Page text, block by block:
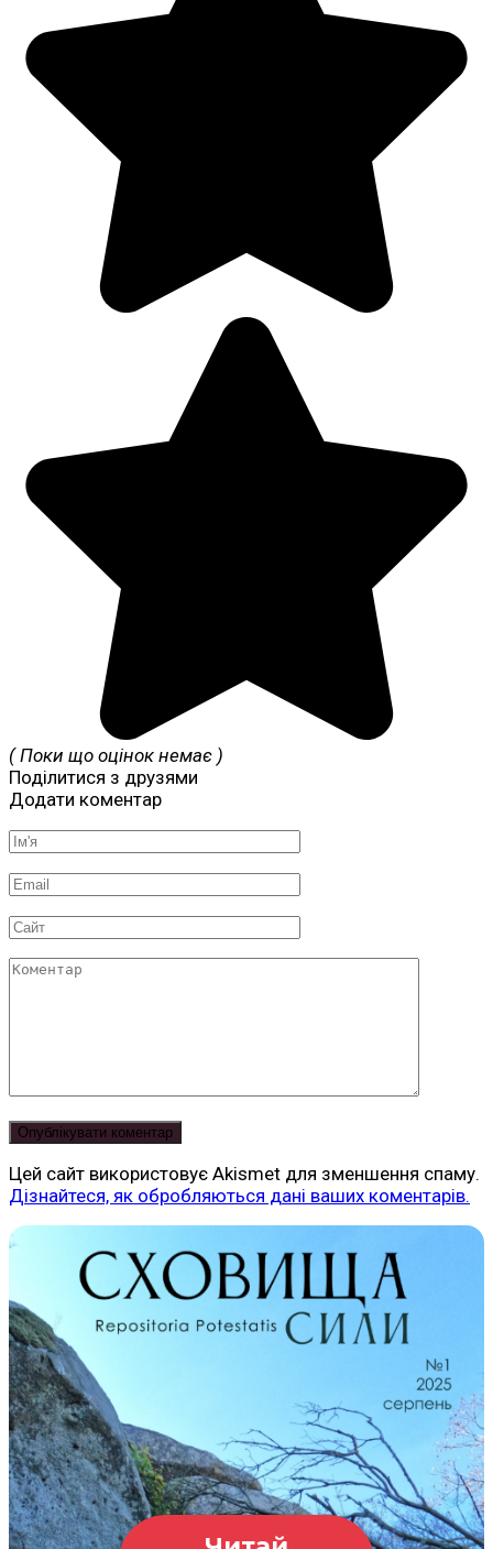
( Поки що оцінок немає )
Поділитися з друзями
Додати коментар
Ім'я
Email
Сайт
Коментар
Цей сайт використовує Akismet для зменшення спаму.
Дізнайтеся, як обробляються дані ваших коментарів.